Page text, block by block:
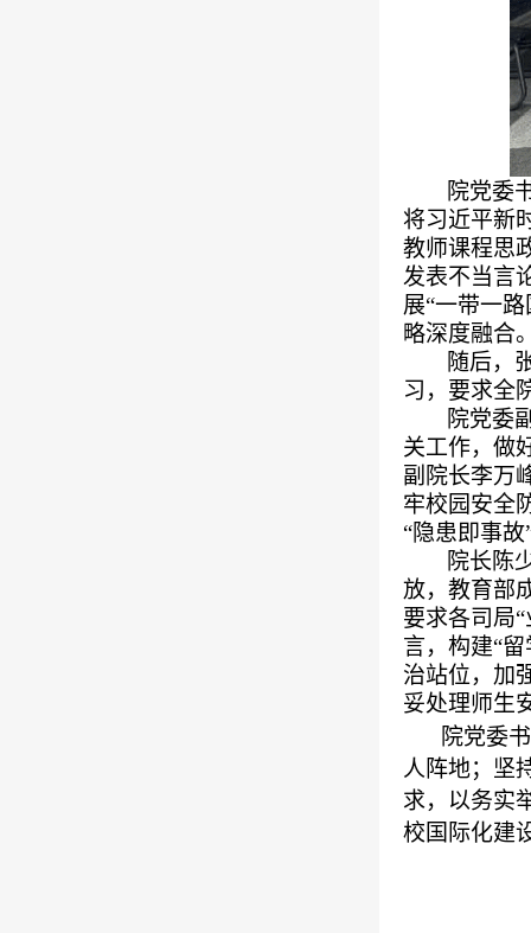
院党委
将习近平新
教师课程思
发表不当言
展“一带一
略深度融合
随后，
习，要求全
院党委
关工作，做
副院长李万
牢校园安全
“隐患即事
院长陈
放，教育部
要求各司局
言，构建“
治站位，加
妥处理师生
院党委
人阵地；坚
求，以务实
校国际化建